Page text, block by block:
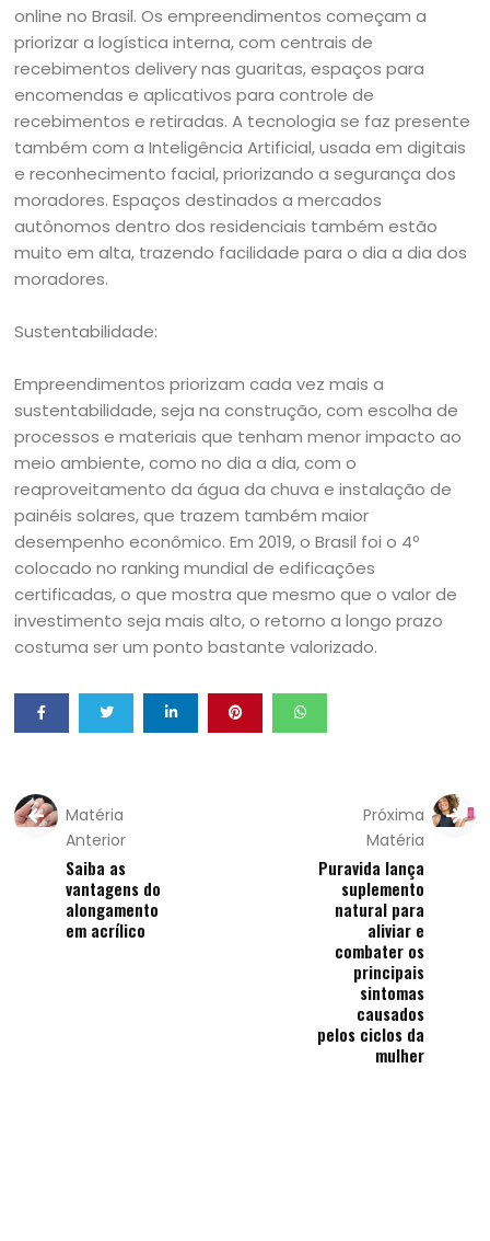
online no Brasil. Os empreendimentos começam a
priorizar a logística interna, com centrais de
recebimentos delivery nas guaritas, espaços para
encomendas e aplicativos para controle de
recebimentos e retiradas. A tecnologia se faz presente
também com a Inteligência Artificial, usada em digitais
e reconhecimento facial, priorizando a segurança dos
moradores. Espaços destinados a mercados
autônomos dentro dos residenciais também estão
muito em alta, trazendo facilidade para o dia a dia dos
moradores.
Sustentabilidade:
Empreendimentos priorizam cada vez mais a
sustentabilidade, seja na construção, com escolha de
processos e materiais que tenham menor impacto ao
meio ambiente, como no dia a dia, com o
reaproveitamento da água da chuva e instalação de
painéis solares, que trazem também maior
desempenho econômico. Em 2019, o Brasil foi o 4º
colocado no ranking mundial de edificações
certificadas, o que mostra que mesmo que o valor de
investimento seja mais alto, o retorno a longo prazo
costuma ser um ponto bastante valorizado.
Matéria
Anterior
Saiba as
vantagens do
alongamento
em acrílico
Próxima
Matéria
Puravida lança
suplemento
natural para
aliviar e
combater os
principais
sintomas
causados
pelos ciclos da
mulher